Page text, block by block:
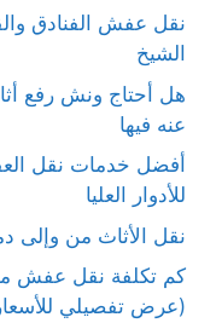
نقل عفش الفنادق
الشيخ
عنه فيها
أفضل خدمات نقل
للأدوار العليا
نقل الأثاث من وإلى
كم تكلفة نقل عفش من
(عرض تفصيلي